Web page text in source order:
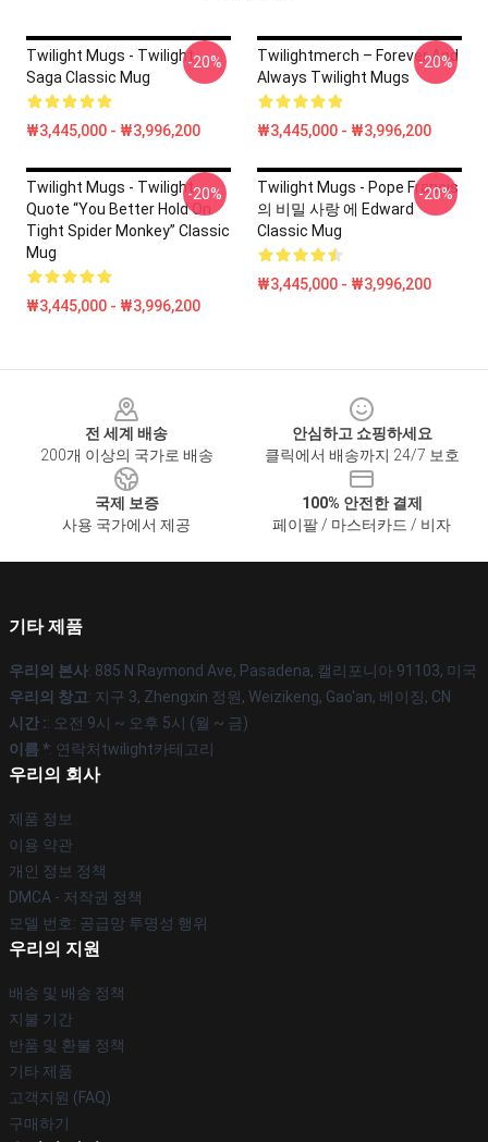
Twilight Mugs - Twilight
Saga Classic Mug
₩3,445,000 - ₩3,996,200
-20%
Twilightmerch – Forever And
Always Twilight Mugs
₩3,445,000 - ₩3,996,200
-20%
Twilight Mugs - Twilight
Quote “you Better Hold On
Tight Spider Monkey” Classic
Mug
₩3,445,000 - ₩3,996,200
-20%
Twilight Mugs - Pope Francis
의 비밀 사랑 에 Edward
Classic Mug
₩3,445,000 - ₩3,996,200
-20%
전 세계 배송
200개 이상의 국가로 배송
안심하고 쇼핑하세요
클릭에서 배송까지 24/7 보호
국제 보증
사용 국가에서 제공
100% 안전한 결제
페이팔 / 마스터카드 / 비자
기타 제품
우리의 본사: 885 N Raymond Ave, Pasadena, 캘리포니아 91103, 미국
우리의 창고: 지구 3, Zhengxin 정원, Weizikeng, Gao'an, 베이징, CN
시간 :: 오전 9시 ~ 오후 5시 (월 ~ 금)
이름 *: 연락처twilight카테고리
우리의 회사
제품 정보
이용 약관
개인 정보 정책
DMCA - 저작권 정책
모델 번호: 공급망 투명성 행위
우리의 지원
배송 및 배송 정책
지불 기간
반품 및 환불 정책
기타 제품
고객지원 (FAQ)
구매하기